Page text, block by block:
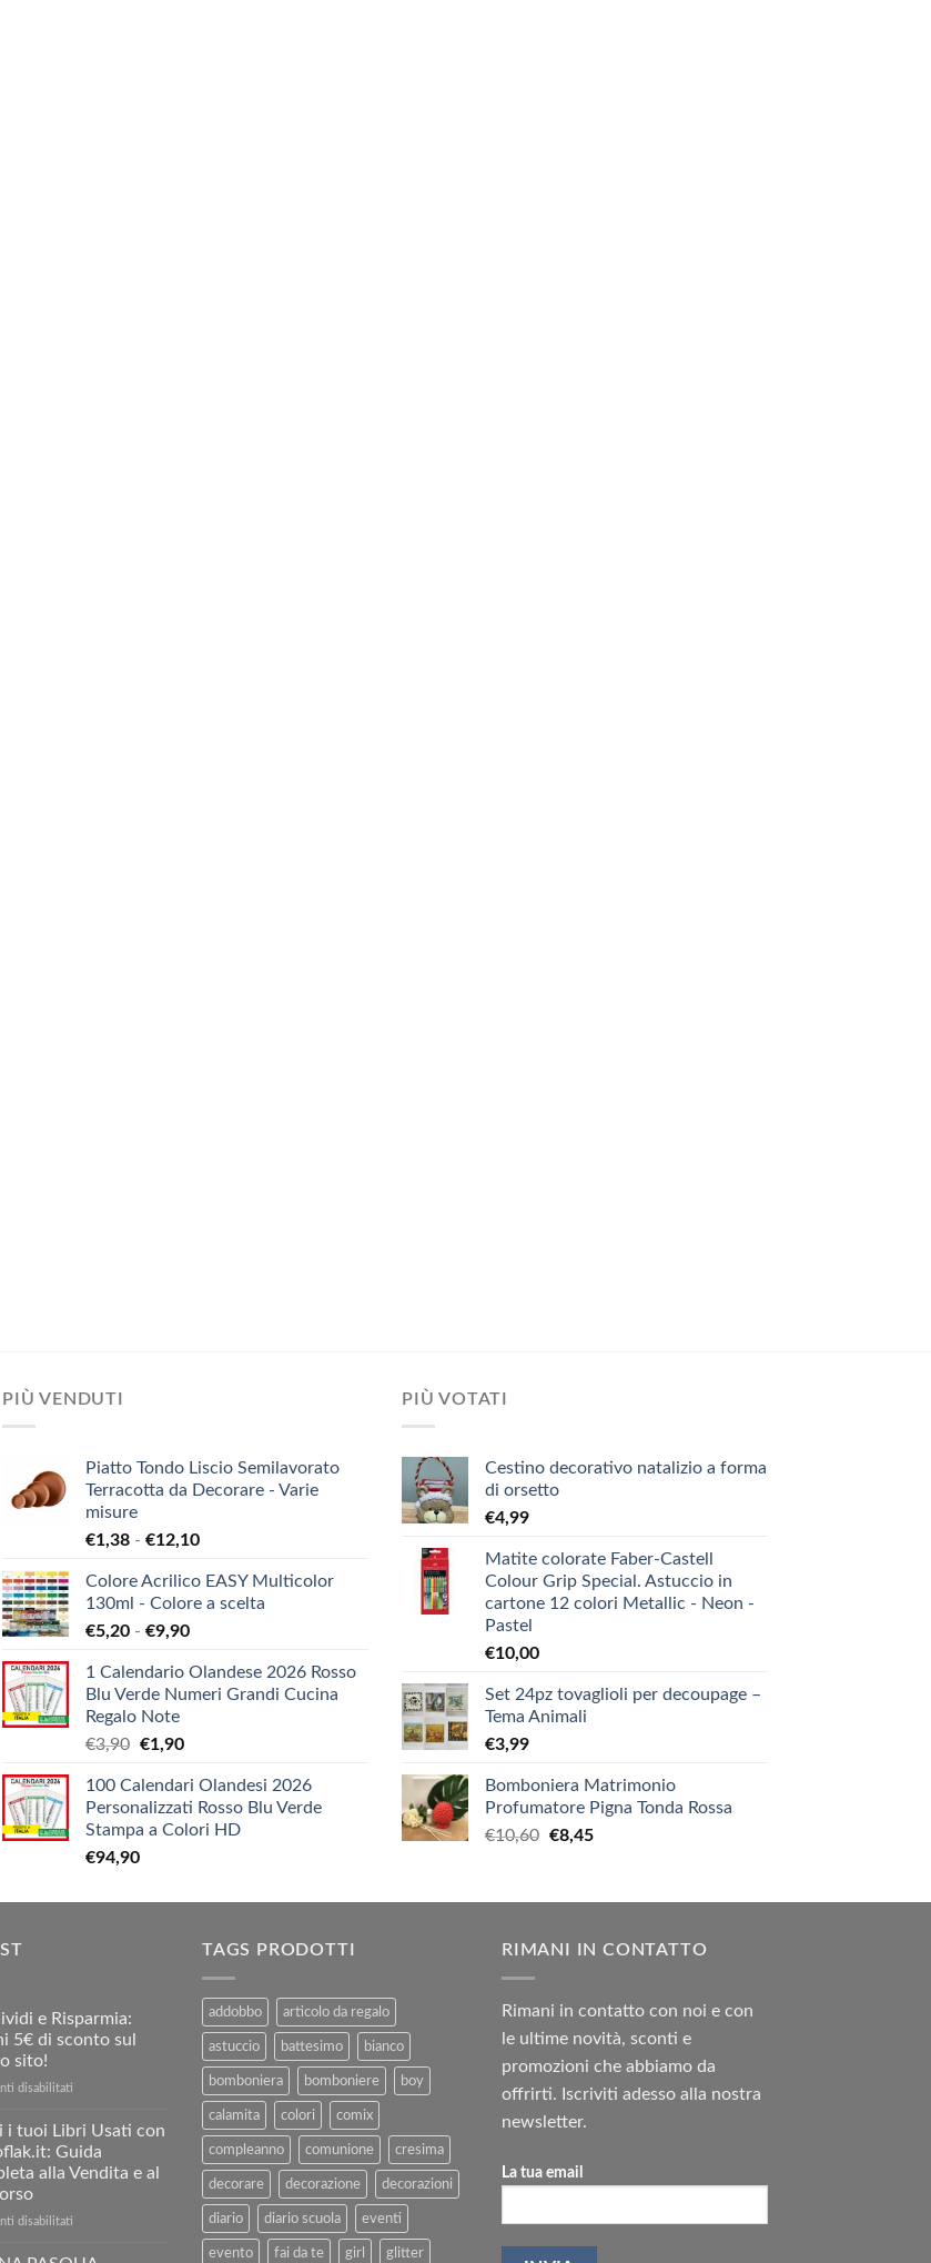
PIÙ VENDUTI
Piatto Tondo Liscio Semilavorato
Terracotta da Decorare - Varie
misure
€1,38 - €12,10Fascia
prezzo:
da
€12,10
Colore Acrilico EASY Multicolor
130ml - Colore a scelta
€5,20 - €9,90Fascia
prezzo:
da
1 Calendario Olandese 2026 Rosso
Blu Verde Numeri Grandi Cucina
Regalo Note
€3,90 Il
originale
era:
€3,90.
€1,90Il
attuale
è:
€1,90.
100 Calendari Olandesi 2026
Personalizzati Rosso Blu Verde
Stampa a Colori HD
€94,90
PIÙ VOTATI
Cestino decorativo natalizio a forma
di orsetto
€4,99
Matite colorate Faber-Castell
Colour Grip Special. Astuccio in
cartone 12 colori Metallic - Neon -
Pastel
€10,00
Set 24pz tovaglioli per decoupage –
Tema Animali
€3,99
Bomboniera Matrimonio
Profumatore Pigna Tonda Rossa
€10,60 Il
era:
€8,45Il
è:
e Risparmia:
5€ di sconto sul
sito!
disabilitati
Risparmia:
5€
nostro
i tuoi Libri Usati con
Guida
alla Vendita e al
disabilitati
i
TAGS PRODOTTI
addobbo articolo da regalo
astuccio battesimo bianco
bomboniera bomboniere boy
calamita colori comix
compleanno comunione cresima
decorare decorazione decorazioni
diario diario scuola eventi
evento fai da te girl glitter
RIMANI IN CONTATTO
Rimani in contatto con noi e con
le ultime novità, sconti e
promozioni che abbiamo da
offrirti. Iscriviti adesso alla nostra
newsletter.
La tua email